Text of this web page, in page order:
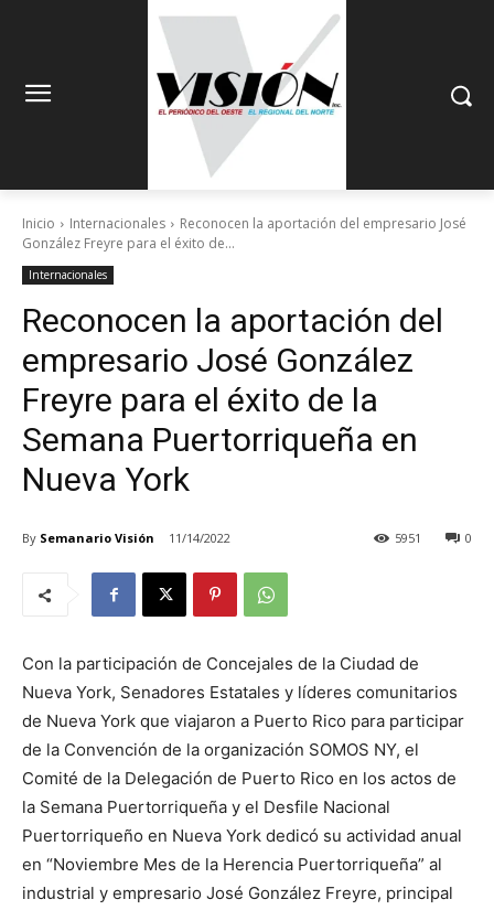
Inicio Internacionales
Reconocen la aportación del empresario José
González Freyre para el éxito de...
Internacionales
Reconocen la aportación del
empresario José González
Freyre para el éxito de la
Semana Puertorriqueña en
Nueva York
By Semanario Visión 11/14/2022 0
5951
Con la participación de Concejales de la Ciudad de
Nueva York, Senadores Estatales y líderes comunitarios
de Nueva York que viajaron a Puerto Rico para participar
de la Convención de la organización SOMOS NY, el
Comité de la Delegación de Puerto Rico en los actos de
la Semana Puertorriqueña y el Desfile Nacional
Puertorriqueño en Nueva York dedicó su actividad anual
en “Noviembre Mes de la Herencia Puertorriqueña” al
industrial y empresario José González Freyre, principal